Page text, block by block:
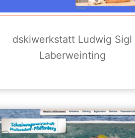
dskiwerkstatt Ludwig Sigl
Laberweinting